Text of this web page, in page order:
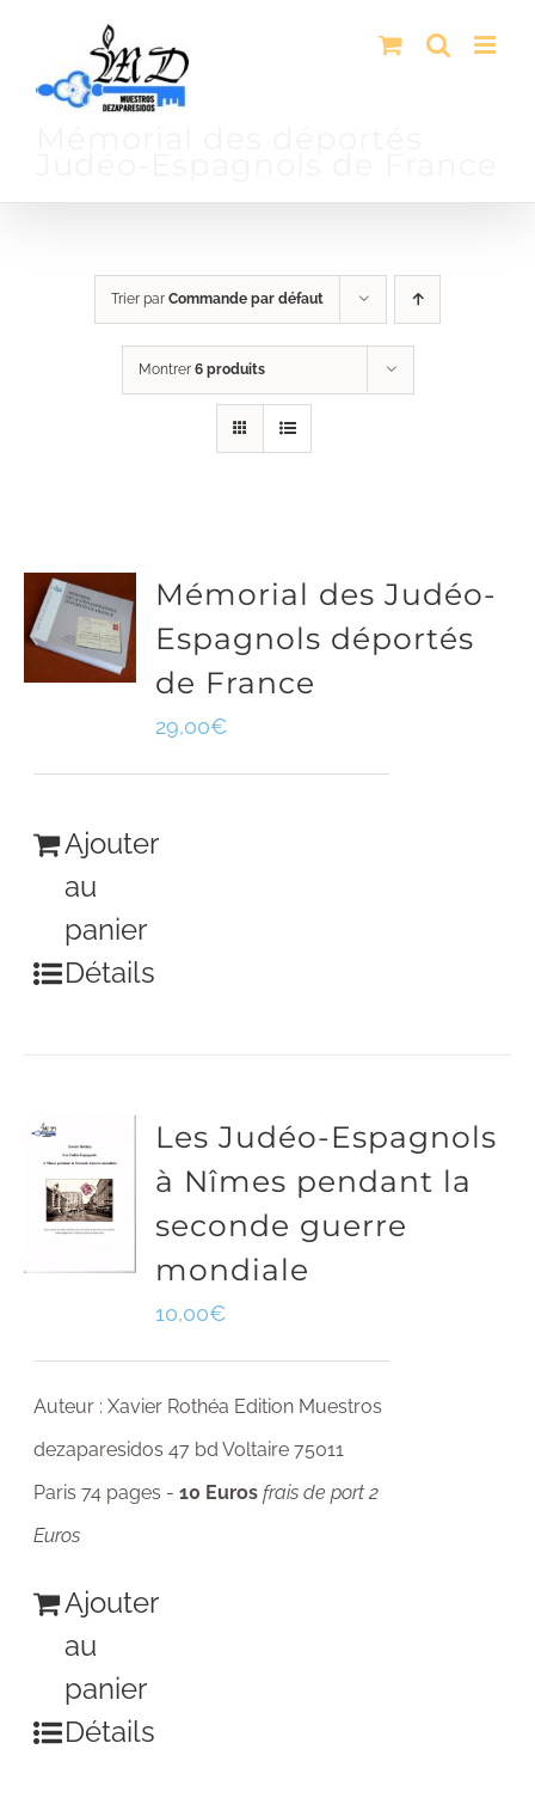
contenu
Trier par Commande par défaut
Montrer 6 produits
Mémorial des Judéo-
Espagnols déportés
de France
29,00€
Ajouter
au
panier
Détails
Les Judéo-Espagnols
à Nîmes pendant la
seconde guerre
mondiale
10,00€
Auteur : Xavier Rothéa Edition Muestros
dezaparesidos 47 bd Voltaire 75011
Paris 74 pages -10 Euros frais de port 2
Euros
Ajouter
au
panier
Détails